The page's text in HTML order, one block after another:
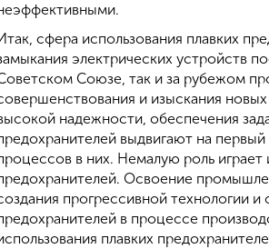
сфера использования плавких
электрических устройств
Союзе, так и за рубежом
и изыскания
надежности, обеспечения
выдвигают на
в них. Немалую роль играет
Освоение
прогрессивной технологии
в процессе
плавких